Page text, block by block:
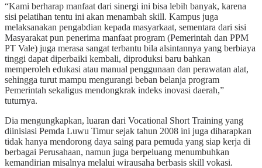
“Kami berharap manfaat dari sinergi ini bisa lebih banyak, karena
sisi pelatihan tentu ini akan menambah skill. Kampus juga
melaksanakan pengabdian kepada masyarkaat, sementara dari sisi
Masyarakat pun penerima manfaat program (Pemerintah dan PPM
PT Vale) juga merasa sangat terbantu bila alsintannya yang berbiaya
tinggi dapat diperbaiki kembali, diproduksi baru bahkan
memperoleh edukasi atau manual penggunaan dan perawatan alat,
sehingga turut mampu mengurangi beban belanja program
Pemerintah sekaligus mendongkrak indeks inovasi daerah,”
tuturnya.
Dia mengungkapkan, luaran dari Vocational Short Training yang
diinisiasi Pemda Luwu Timur sejak tahun 2008 ini juga diharapkan
tidak hanya mendorong daya saing para pemuda yang siap kerja di
berbagai Perusahaan, namun juga berpeluang menumbuhkan
kemandirian misalnya melalui wirausaha berbasis skill vokasi.